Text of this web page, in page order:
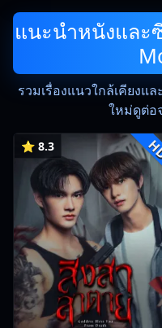
แนะนำหนังและ
รวมเรื่องแนวใกล้เคียงแ
ใหม่ดูต่อ
⭐ 8.3